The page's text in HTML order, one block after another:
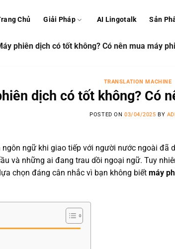
Chủ Giải Pháp AI Lingotalk Sản
phiên dịch có tốt không? Có nên mua máy
TRANSLATION MACHINE
dịch có tốt không? Có
POSTED ON 03/04/2025 BY
ngữ khi giao tiếp với người nước ngoài
và những ai đang trau dồi ngoại ngữ. Tuy
chọn đáng cân nhắc vì bạn không biết máy